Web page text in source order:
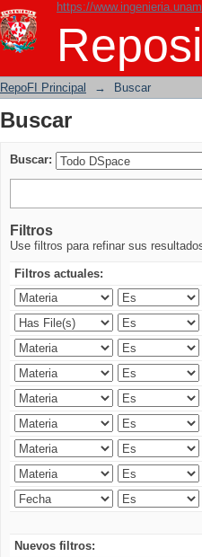
https://
Buscar
RepoFI Principal → Buscar
Buscar
Buscar:
Filtros
Use filtros para refinar sus
Filtros actuales:
Nuevos filtros: